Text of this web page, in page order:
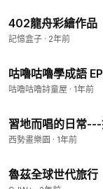
402龍舟彩繪作品
記憶盒子 · 2年前
咕嚕咕嚕學成語
咕嚕咕嚕詩童屋 · 1年前
習地而唱的日常
西勢畫樂園 · 1年前
魯茲全球世代旅行